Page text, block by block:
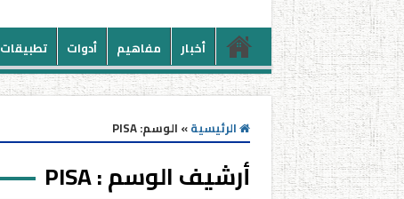
أخبار مفاهيم أدوات تطبيقات
الرئيسية» الوسم:PISA
أرشيف الوسم :PISA